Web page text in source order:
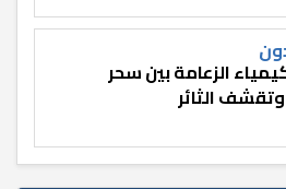
الزعامة بين سحر
وتقشف الثائر